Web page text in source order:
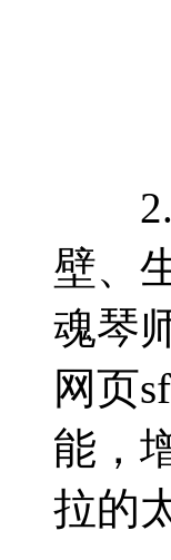
2.
壁、
魂琴
网页
能，
拉的